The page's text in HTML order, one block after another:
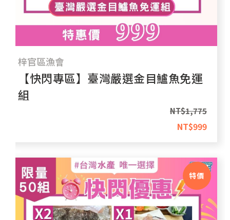
梓官區漁會
【快閃專區】臺灣嚴選金目鱸魚免運
組
NT$1,775
NT$999
特價